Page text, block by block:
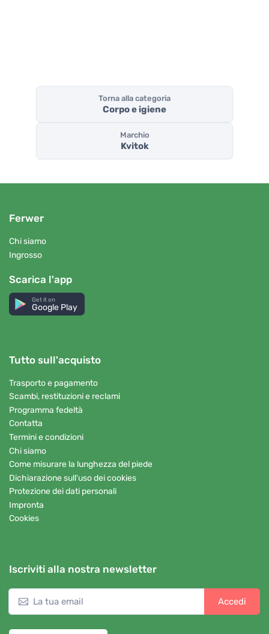
Torna alla categoria
Corpo e igiene
Marchio
Kvitok
Ferwer
Chi siamo
Ingrosso
Scarica l'app
Get it on
Google Play
Tutto sull'acquisto
Trasporto e pagamento
Scambi, restituzioni e reclami
Programma fedeltà
Contatta
Termini e condizioni
Chi siamo
Come misurare la lunghezza del piede
Dichiarazione sull'uso dei cookies
Protezione dei dati personali
Impronta
Cookies
Iscriviti alla nostra newsletter
Accedi